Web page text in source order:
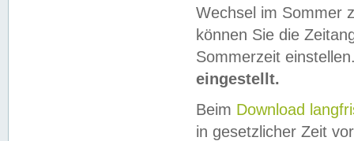
Wechsel im Sommer
können Sie die
Sommerzeit
eingestellt.
Beim Download
in gesetzlicher Zeit